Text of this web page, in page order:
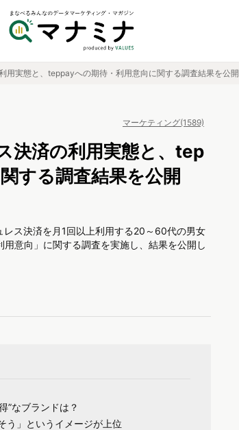
用実態と、teppayへの期待・利用意向に関する調査結果を公開
マーケティング(1589)
決済の利用実態と、tep
する調査結果を公開
ス決済を月1回以上利用する20～60代の男女
意向」に関する調査を実施し、結果を公開し
”なブランドは？
」というイメージが上位